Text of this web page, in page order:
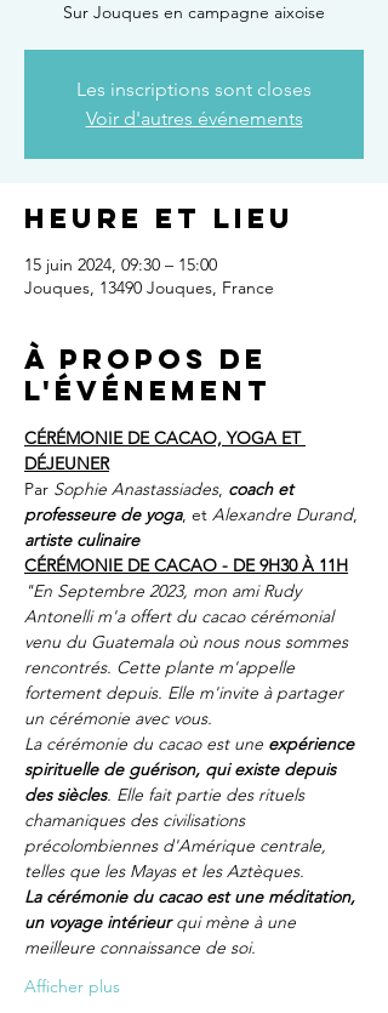
Sur Jouques en campagne aixoise
Les inscriptions sont closes
Voir d'autres événements
Heure et lieu
15 juin 2024, 09:30 – 15:00
Jouques, 13490 Jouques, France
À propos de
l'événement
CÉRÉMONIE DE CACAO, YOGA ET
DÉJEUNER
Par Sophie Anastassiades, coach et
professeure de yoga, et Alexandre Durand,
artiste culinaire
CÉRÉMONIE DE CACAO - DE 9H30 À 11H
"En Septembre 2023, mon ami Rudy
Antonelli m'a offert du cacao cérémonial
venu du Guatemala où nous nous sommes
rencontrés. Cette plante m'appelle
fortement depuis. Elle m'invite à partager
un cérémonie avec vous.
La cérémonie du cacao est une expérience
spirituelle de guérison, qui existe depuis
des siècles. Elle fait partie des rituels
chamaniques des civilisations
précolombiennes d'Amérique centrale,
telles que les Mayas et les Aztèques.
La cérémonie du cacao est une méditation,
un voyage intérieur qui mène à une
meilleure connaissance de soi.
Afficher plus